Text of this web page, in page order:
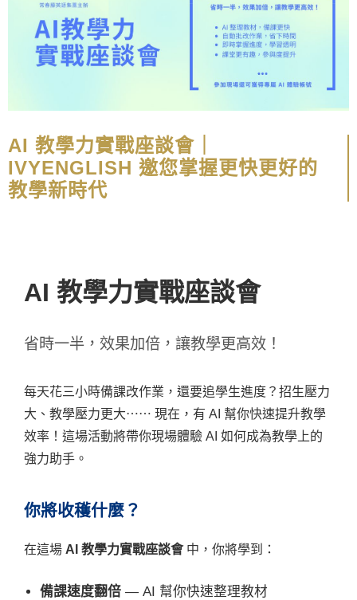
AI 教學力實戰座談會｜
IVYENGLISH 邀您掌握更快更好的
教學新時代
AI 教學力實戰座談會
省時一半，效果加倍，讓教學更高效！
每天花三小時備課改作業，還要追學生進度？招生壓力
大、教學壓力更大⋯⋯ 現在，有 AI 幫你快速提升教學
效率！這場活動將帶你現場體驗 AI 如何成為教學上的
強力助手。
你將收穫什麼？
在這場 AI 教學力實戰座談會中，你將學到：
備課速度翻倍 — AI 幫你快速整理教材